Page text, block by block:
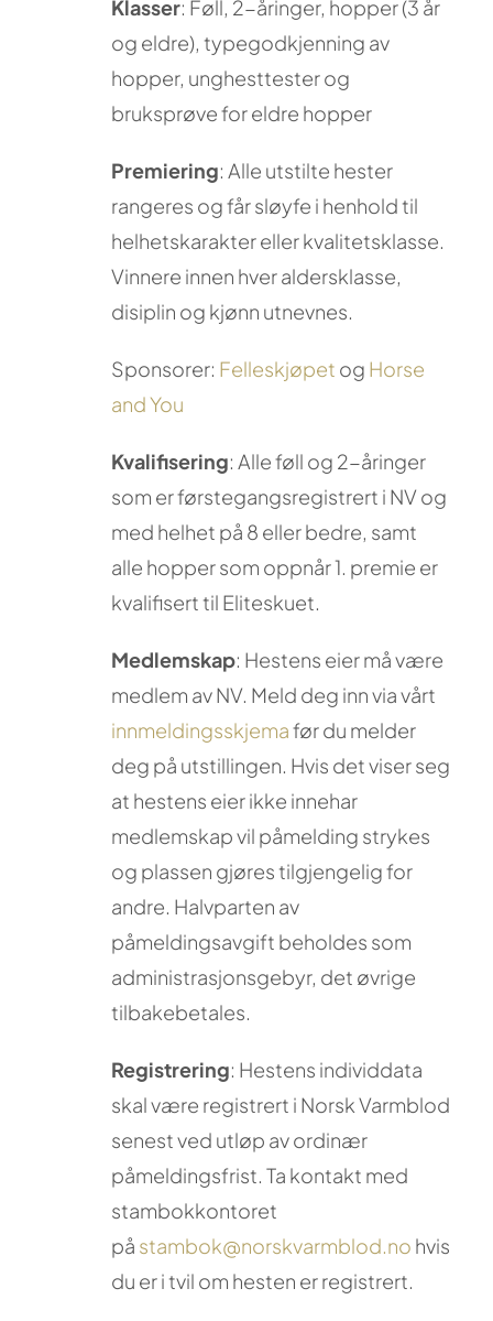
Klasser: Føll, 2-åringer, hopper (3 år
og eldre), typegodkjenning av
hopper, unghesttester og
bruksprøve for eldre hopper
Premiering: Alle utstilte hester
rangeres og får sløyfe i henhold til
helhetskarakter eller kvalitetsklasse.
Vinnere innen hver aldersklasse,
disiplin og kjønn utnevnes.
Sponsorer: Felleskjøpet og Horse
and You
Kvalifisering: Alle føll og 2-åringer
som er førstegangsregistrert i NV og
med helhet på 8 eller bedre, samt
alle hopper som oppnår 1. premie er
kvalifisert til Eliteskuet.
Medlemskap: Hestens eier må være
medlem av NV. Meld deg inn via vårt
innmeldingsskjemafør du melder
deg på utstillingen. Hvis det viser seg
at hestens eier ikke innehar
medlemskap vil påmelding strykes
og plassen gjøres tilgjengelig for
andre. Halvparten av
påmeldingsavgift beholdes som
administrasjonsgebyr, det øvrige
tilbakebetales.
Registrering: Hestens individdata
skal være registrert i Norsk Varmblod
senest ved utløp av ordinær
påmeldingsfrist. Ta kontakt med
stambokkontoret
på stambok@norskvarmblod.no hvis
du er i tvil om hesten er registrert.